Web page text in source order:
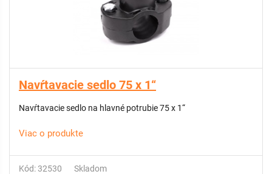
Navŕtavacie sedlo 75 x 1“
Navŕtavacie sedlo na hlavné potrubie 75 x 1“
Viac o produkte
Kód: 32530 Skladom